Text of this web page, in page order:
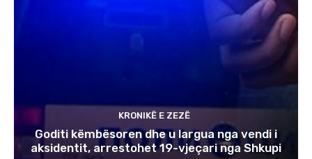
KRONIKË E ZEZË
Goditi këmbësoren dhe u largua nga vendi i
aksidentit, arrestohet 19-vjeçari nga Shkupi